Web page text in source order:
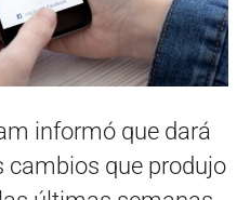
informó que dará
cambios que produjo